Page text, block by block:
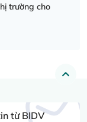
trường cho
từ BIDV